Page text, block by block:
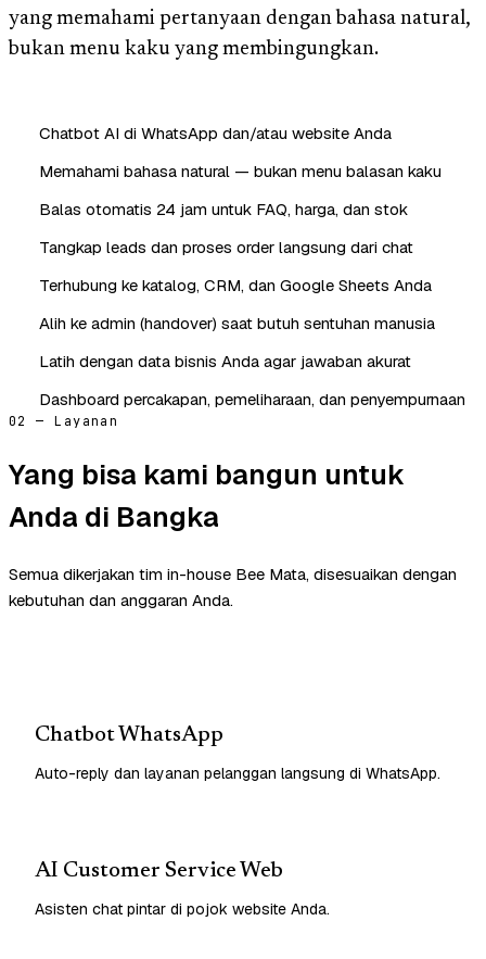
yang memahami pertanyaan dengan bahasa natural,
bukan menu kaku yang membingungkan.
Chatbot AI di WhatsApp dan/atau website Anda
Memahami bahasa natural — bukan menu balasan kaku
Balas otomatis 24 jam untuk FAQ, harga, dan stok
Tangkap leads dan proses order langsung dari chat
Terhubung ke katalog, CRM, dan Google Sheets Anda
Alih ke admin (handover) saat butuh sentuhan manusia
Latih dengan data bisnis Anda agar jawaban akurat
Dashboard percakapan, pemeliharaan, dan penyempurnaan
02 — Layanan
Yang bisa kami bangun untuk
Anda di Bangka
Semua dikerjakan tim in-house Bee Mata, disesuaikan dengan
kebutuhan dan anggaran Anda.
Chatbot WhatsApp
Auto-reply dan layanan pelanggan langsung di WhatsApp.
AI Customer Service Web
Asisten chat pintar di pojok website Anda.